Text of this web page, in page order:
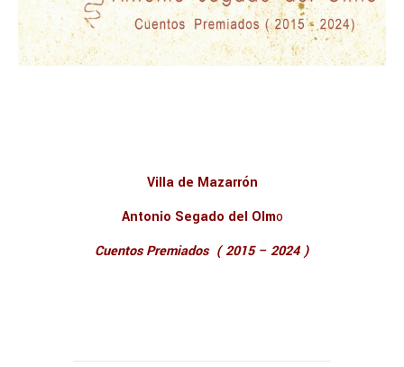
Villa de Mazarrón
Antonio Segado del Olmo
Cuentos Premiados ( 2015 – 2024 )